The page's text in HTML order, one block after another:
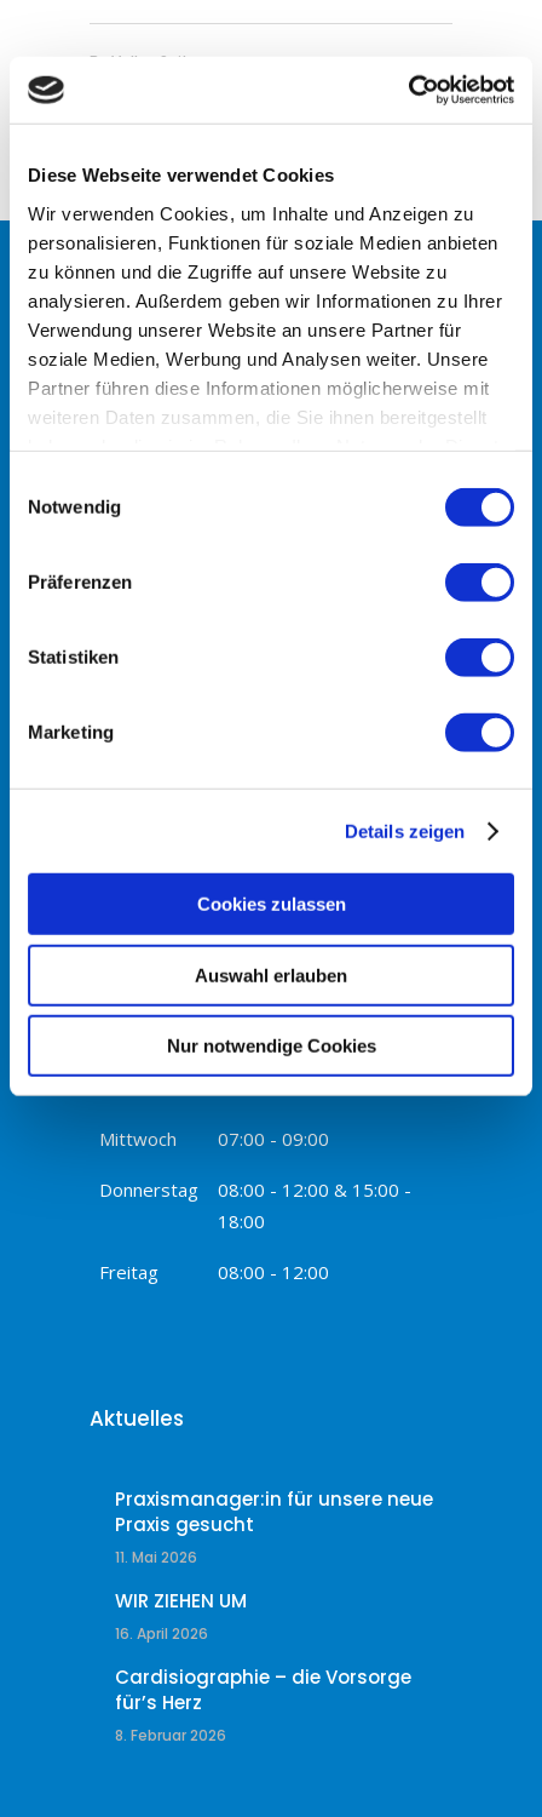
Diese Webseite verwendet Cookies
Wir verwenden Cookies, um Inhalte und Anzeigen zu
personalisieren, Funktionen für soziale Medien anbieten
zu können und die Zugriffe auf unsere Website zu
analysieren. Außerdem geben wir Informationen zu Ihrer
Verwendung unserer Website an unsere Partner für
soziale Medien, Werbung und Analysen weiter. Unsere
Partner führen diese Informationen möglicherweise mit
weiteren Daten zusammen, die Sie ihnen bereitgestellt
Notwendig
Präferenzen
Statistiken
Marketing
Details zeigen
Cookies zulassen
Auswahl erlauben
Nur notwendige Cookies
By Volker Seitz
Kontakt
Dr. Willinger, Dr. Seitz, Dr. Hollenders &
Fachärzte für Allgemeinmedizin, Kinder-
Obere Grabenstraße 17, 69190 Walldorf
mail@familienpraxis-walldorf.de
Sprechzeiten
08:00 - 12:00 & 15:00 -
18:00
Dienstag
08:00 - 12:00 & 15:00 -
Mittwoch 07:00 - 09:00
Donnerstag
08:00 - 12:00 & 15:00 -
18:00
Freitag 08:00 - 12:00
Aktuelles
Praxismanager:in für unsere neue
Praxis gesucht
11. Mai 2026
WIR ZIEHEN UM
16. April 2026
Cardisiographie – die Vorsorge
für’s Herz
8. Februar 2026